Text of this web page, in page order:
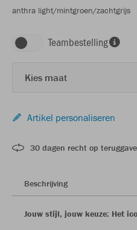
anthra light/mintgroen/zachtgrijs
Teambestelling
Kies maat
Artikel personaliseren
30 dagen recht op teruggave
Beschrijving
Jouw stijl, jouw keuze: Het